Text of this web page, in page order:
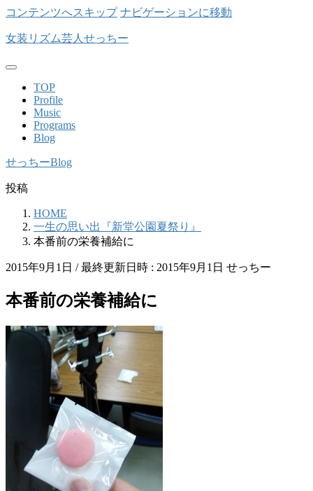
コンテンツへスキップ ナビゲーションに移動
女装リズム芸人せっちー
TOP
Profile
Music
Programs
Blog
せっちーBlog
投稿
HOME
一生の思い出『新堂公園夏祭り』
本番前の栄養補給に
2015年9月1日 / 最終更新日時 : 2015年9月1日 せっちー
本番前の栄養補給に